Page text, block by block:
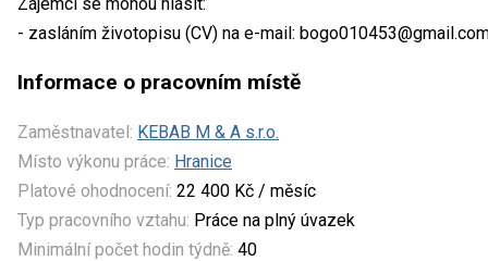
- zasláním životopisu (CV) na e-mail:
Informace o pracovním místě
Zaměstnavatel: KEBAB M & A s.r.o.
Místo výkonu práce: Hranice
Platové ohodnocení: 22 400 Kč / měsíc
Typ pracovního vztahu: Práce na plný úvazek
Minimální počet hodin týdně: 40